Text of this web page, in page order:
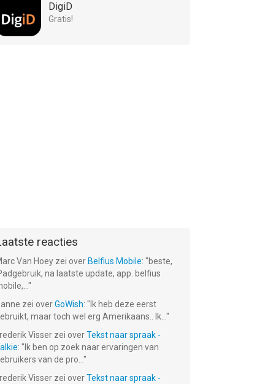
DigiD
Gratis!
reacties
Van Hoey zei over Belfius Mobile: "beste,
na laatste update, app. belfius
"
zei overGoWish: " Ik heb deze eerst
maar toch wel erg Amerikaans.. Ik... "
Visser zei overTekst naar spraak -
: " Ik ben op zoek naar ervaringen van
van de pro... "
Visser zei overTekst naar spraak -